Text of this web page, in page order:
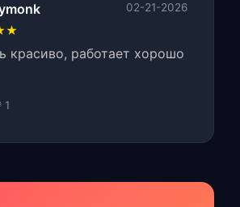
02-21-2026
красиво, работает хорошо
1